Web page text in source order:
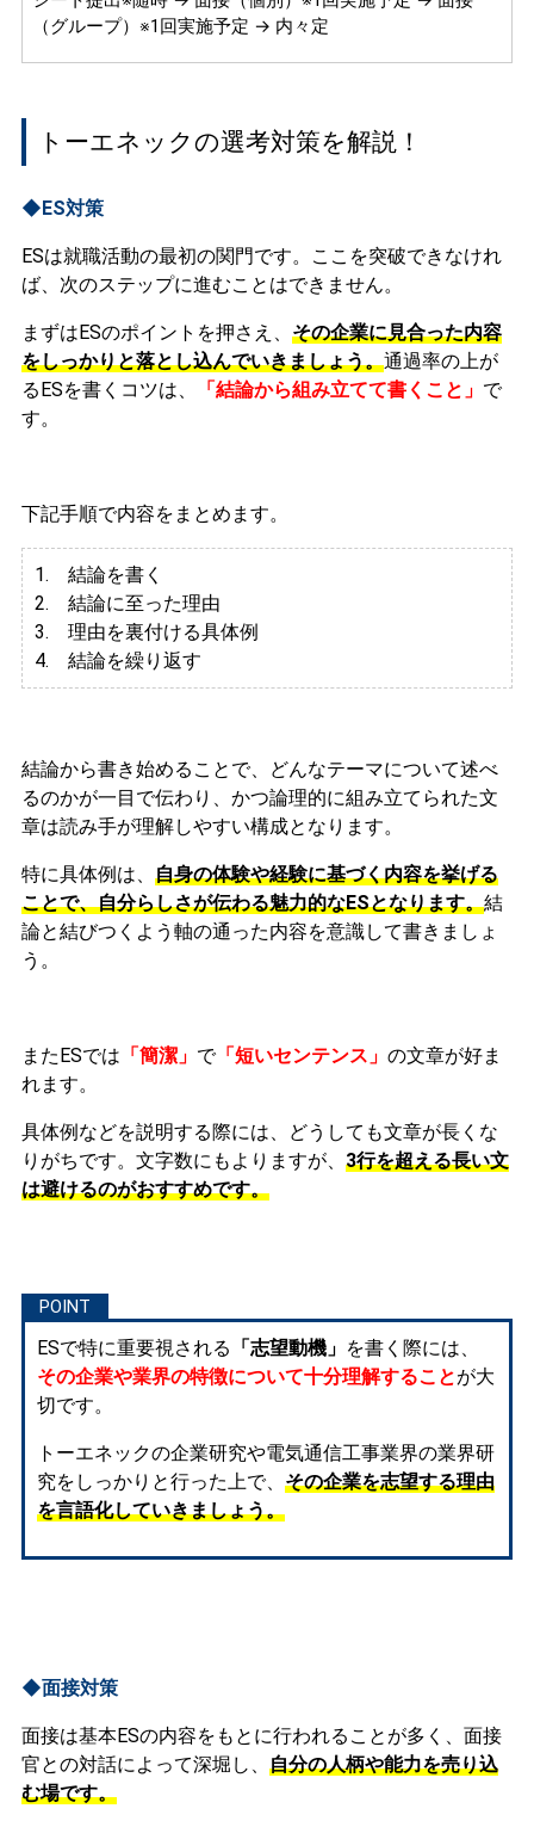
（グループ）※1回実施予定 → 内々定
トーエネックの選考対策を解説！
◆ES対策
ESは就職活動の最初の関門です。ここを突破できなけれ
ば、次のステップに進むことはできません。
まずはESのポイントを押さえ、 その企業に見合った内容
をしっかりと落とし込んでいきましょう。通過率の上が
るESを書くコツは、
「結論から組み立てて書くこと」 で
す。
下記手順で内容をまとめます。
1. 結論を書く
2. 結論に至った理由
3. 理由を裏付ける具体例
4. 結論を繰り返す
結論から書き始めることで、どんなテーマについて述べ
るのかが一目で伝わり、かつ論理的に組み立てられた文
章は読み手が理解しやすい構成となります。
特に具体例は、 自身の体験や経験に基づく内容を挙げる
ことで、自分らしさが伝わる魅力的なESとなります。結
論と結びつくよう軸の通った内容を意識して書きましょ
う。
またESでは 「簡潔」 で「短いセンテンス」 の文章が好ま
れます。
具体例などを説明する際には、どうしても文章が長くな
りがちです。文字数にもよりますが、 3行を超える長い文
は避けるのがおすすめです。
ESで特に重要視される 「志望動機」 を書く際には、
その企業や業界の特徴について十分理解することが大
切です。
トーエネックの企業研究や電気通信工事業界の業界研
究をしっかりと行った上で、 その企業を志望する理由
を言語化していきましょう。
◆面接対策
面接は基本ESの内容をもとに行われることが多く、面接
官との対話によって深堀し、 自分の人柄や能力を売り込
む場です。